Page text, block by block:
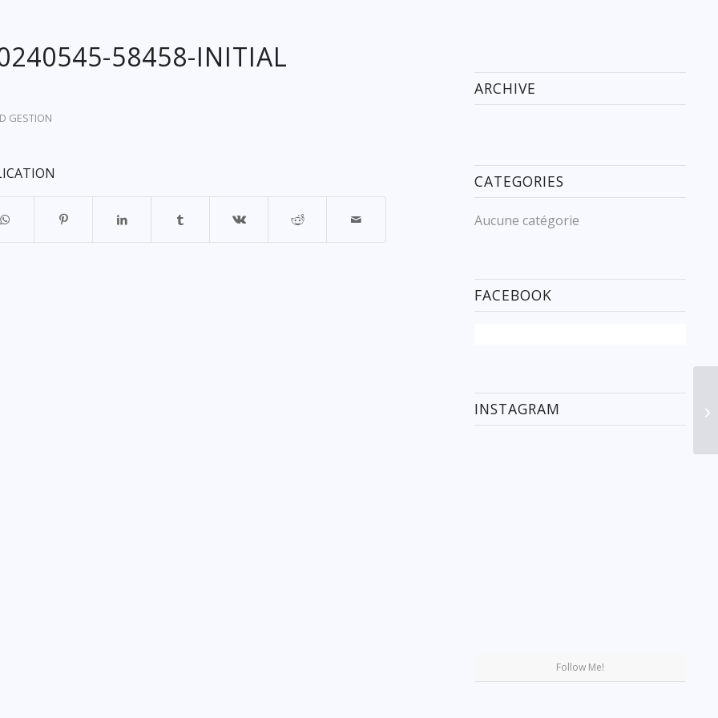
58458-INITIAL
GESTION
ARCHIVE
CATEGORIES
Aucune catégorie
FACEBOOK
INSTAGRAM
Follow Me!